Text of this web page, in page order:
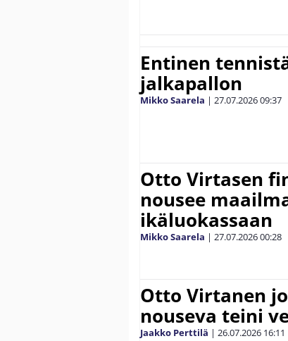
Entinen
jalkapallon
Mikko Saarela | 27.07.202609:37
Otto Virtasen
nousee
ikäluokassaan
Mikko Saarela | 27.07.202600:28
Otto Virtanen
nouseva teini
Jaakko Perttilä | 26.07.2026 16:11